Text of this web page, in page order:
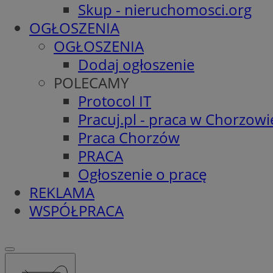
Skup - nieruchomosci.org
OGŁOSZENIA
OGŁOSZENIA
Dodaj ogłoszenie
POLECAMY
Protocol IT
Pracuj.pl - praca w
Praca Chorzów
PRACA
Ogłoszenie o pracę
REKLAMA
WSPÓŁPRACA